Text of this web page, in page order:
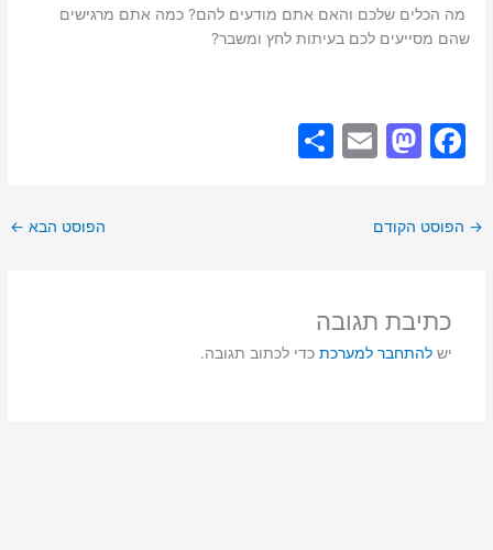
מה הכלים שלכם והאם אתם מודעים להם? כמה אתם מרגישים
שהם מסייעים לכם בעיתות לחץ ומשבר?
F
e
o
o
M
o
o
n
E
→ הפוסט הקודם הפוסט הבא ←
כתיבת תגובה
יש להתחבר למערכתכדי לכתוב תגובה.